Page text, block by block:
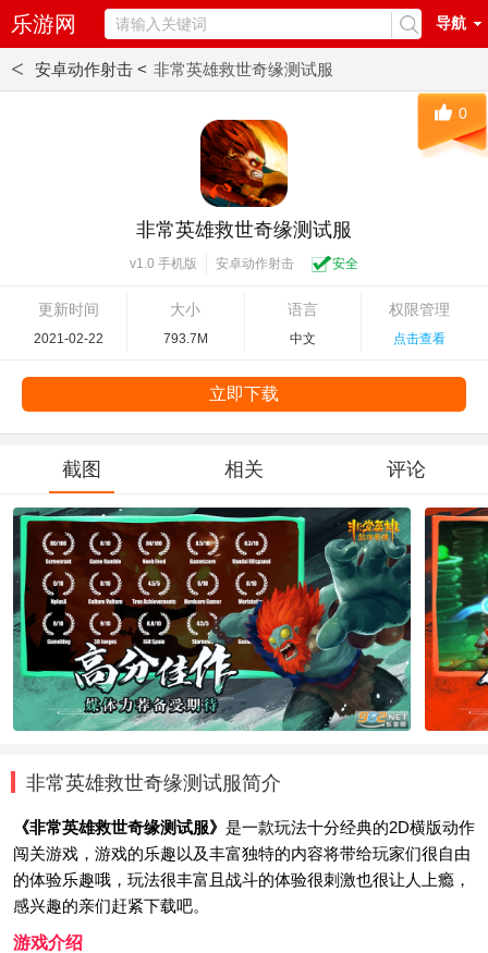
乐游网 导航
< 安卓动作射击 < 非常英雄救世奇缘测试服
非常英雄救世奇缘测试服
v1.0 手机版 安卓动作射击 安全
更新时间
2021-02-22
大小
793.7M
语言
中文
权限管理
点击查看
0
立即下载
截图 相关 评论
非常英雄救世奇缘测试服简介
《非常英雄救世奇缘测试服》 是一款玩法十分经典的2D横版动作
闯关游戏，游戏的乐趣以及丰富独特的内容将带给玩家们很自由
的体验乐趣哦，玩法很丰富且战斗的体验很刺激也很让人上瘾，
感兴趣的亲们赶紧下载吧。
游戏介绍